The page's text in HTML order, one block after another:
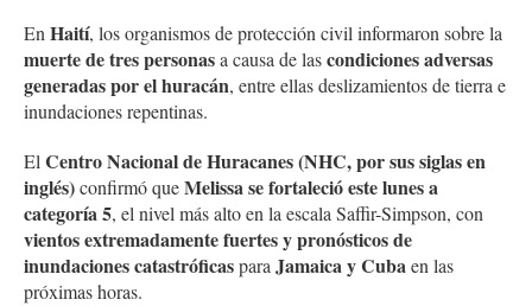
EnHaití, los organismos de protección civil informaron sobre la
muerte de tres personasa causa de lascondiciones adversas
generadas por el huracán, entre ellas deslizamientos de tierra e
inundaciones repentinas.
ElCentro Nacional de Huracanes (NHC, por sus siglas en
inglés)confirmó queMelissa se fortaleció este lunes a
categoría 5, el nivel más alto en la escala Saffir-Simpson, con
vientos extremadamente fuertes y pronósticos de
inundaciones catastróficasparaJamaica y Cubaen las
próximas horas.